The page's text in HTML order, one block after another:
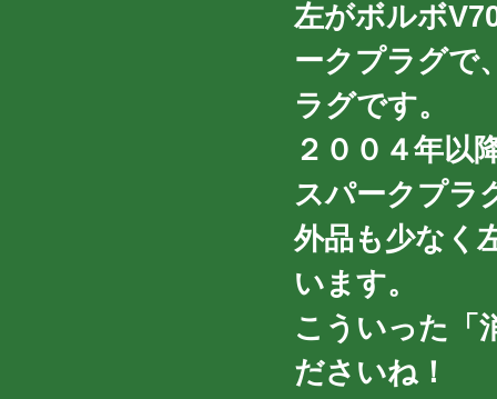
左がボルボ
ークプラグで
ラグです。
２００４年以
スパークプラ
外品も少なく
います。
こういった「
ださいね！